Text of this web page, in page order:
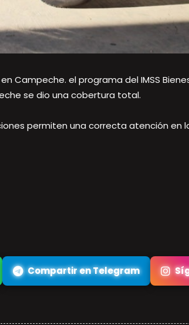
Campeche. el programa del IMSS
se dio una cobertura total.
permiten una correcta atención en
Compartir en Telegram